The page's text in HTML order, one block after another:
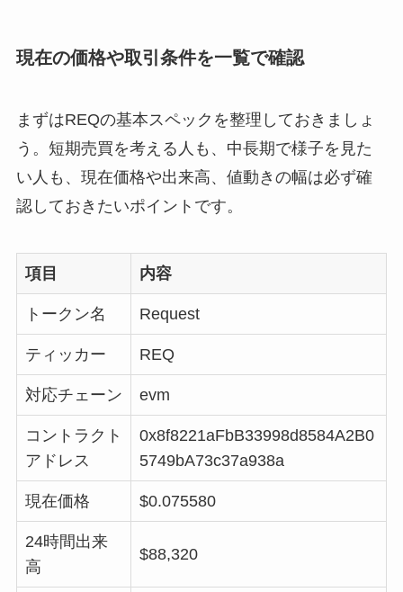
現在の価格や取引条件を一覧で確認
まずはREQの基本スペックを整理しておきましょ
う。短期売買を考える人も、中長期で様子を見た
い人も、現在価格や出来高、値動きの幅は必ず確
認しておきたいポイントです。
項目 内容
トークン名 Request
ティッカー REQ
対応チェーン evm
コントラクト
アドレス
0x8f8221aFbB33998d8584A2B0
5749bA73c37a938a
現在価格 $0.075580
24時間出来
高
$88,320